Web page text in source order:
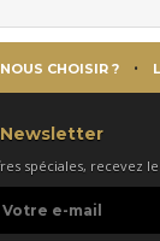
CHOISIR ?
Newsletter
spéciales, recevez